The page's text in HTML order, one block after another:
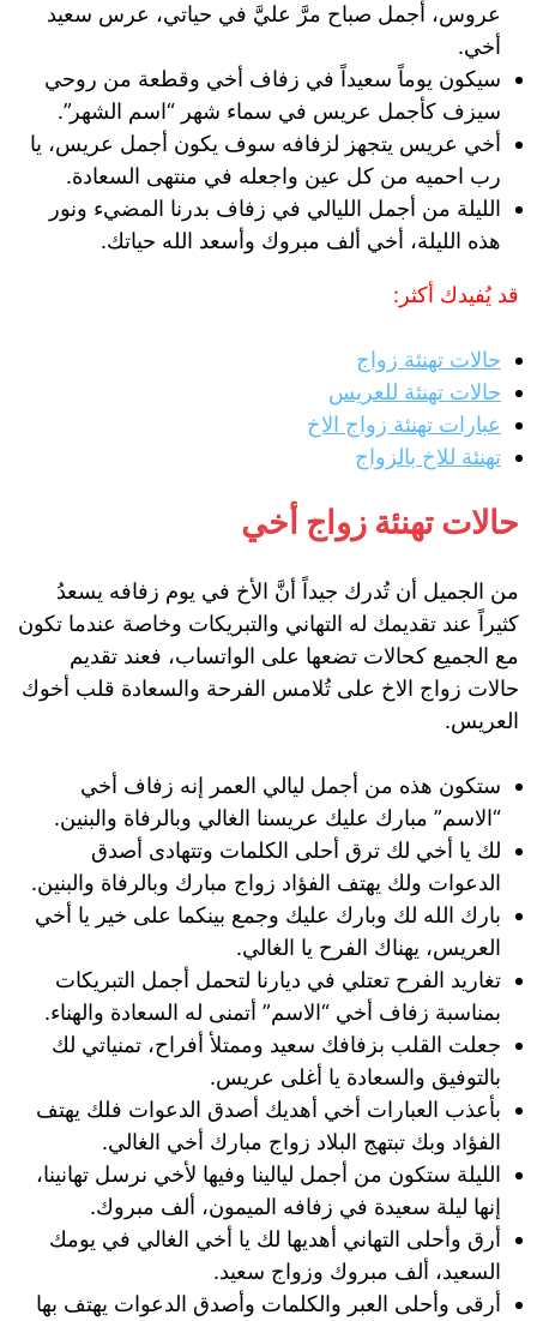
عروس، أجمل صباح مرَّ عليَّ في حياتي، عرس سعيد
أخي.
سيكون يوماً سعيداً في زفاف أخي وقطعة من روحي
سيزف كأجمل عريس في سماء شهر “اسم الشهر”.
أخي عريس يتجهز لزفافه سوف يكون أجمل عريس، يا
رب احميه من كل عين واجعله في منتهى السعادة.
الليلة من أجمل الليالي في زفاف بدرنا المضيء ونور
هذه الليلة، أخي ألف مبروك وأسعد الله حياتك.
قد يُفيدك أكثر:
حالات تهنئة زواج
حالات تهنئة للعريس
عبارات تهنئة زواج الاخ
تهنئة للاخ بالزواج
حالات تهنئة زواج أخي
من الجميل أن تُدرك جيداً أنَّ الأخ في يوم زفافه يسعدُ
كثيراً عند تقديمك له التهاني والتبريكات وخاصة عندما تكون
مع الجميع كحالات تضعها على الواتساب، فعند تقديم
حالات زواج الاخ على تُلامس الفرحة والسعادة قلب أخوك
العريس.
ستكون هذه من أجمل ليالي العمر إنه زفاف أخي
“الاسم” مبارك عليك عريسنا الغالي وبالرفاة والبنين.
لك يا أخي لك ترق أحلى الكلمات وتتهادى أصدق
الدعوات ولك يهتف الفؤاد زواج مبارك وبالرفاة والبنين.
بارك الله لك وبارك عليك وجمع بينكما على خير يا أخي
العريس، يهناك الفرح يا الغالي.
تغاريد الفرح تعتلي في ديارنا لتحمل أجمل التبريكات
بمناسبة زفاف أخي “الاسم” أتمنى له السعادة والهناء.
جعلت القلب بزفافك سعيد وممتلأ أفراح، تمنياتي لك
بالتوفيق والسعادة يا أغلى عريس.
بأعذب العبارات أخي أهديك أصدق الدعوات فلك يهتف
الفؤاد وبك تبتهج البلاد زواج مبارك أخي الغالي.
الليلة ستكون من أجمل ليالينا وفيها لأخي نرسل تهانينا،
إنها ليلة سعيدة في زفافه الميمون، ألف مبروك.
أرق وأحلى التهاني أهديها لك يا أخي الغالي في يومك
السعيد، ألف مبروك وزواج سعيد.
أرقى وأحلى العبر والكلمات وأصدق الدعوات يهتف بها